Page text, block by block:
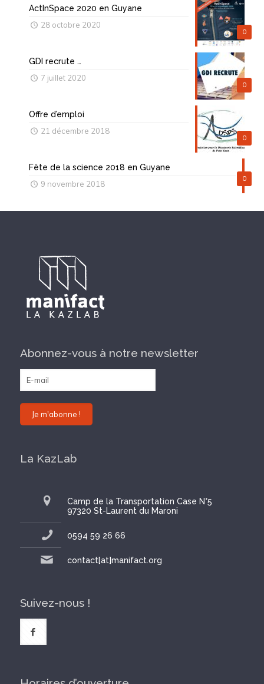
0
ActInSpace 2020 en Guyane
28 octobre 2020
0
GDI recrute …
7 juillet 2020
0
Offre d’emploi
21 décembre 2018
0
Fête de la science 2018 en Guyane
9 novembre 2018
Abonnez-vous à notre newsletter
La KazLab
Camp de la Transportation Case N°5
97320 St-Laurent du Maroni
0594 59 26 66
contact[at]manifact.org
Suivez-nous !